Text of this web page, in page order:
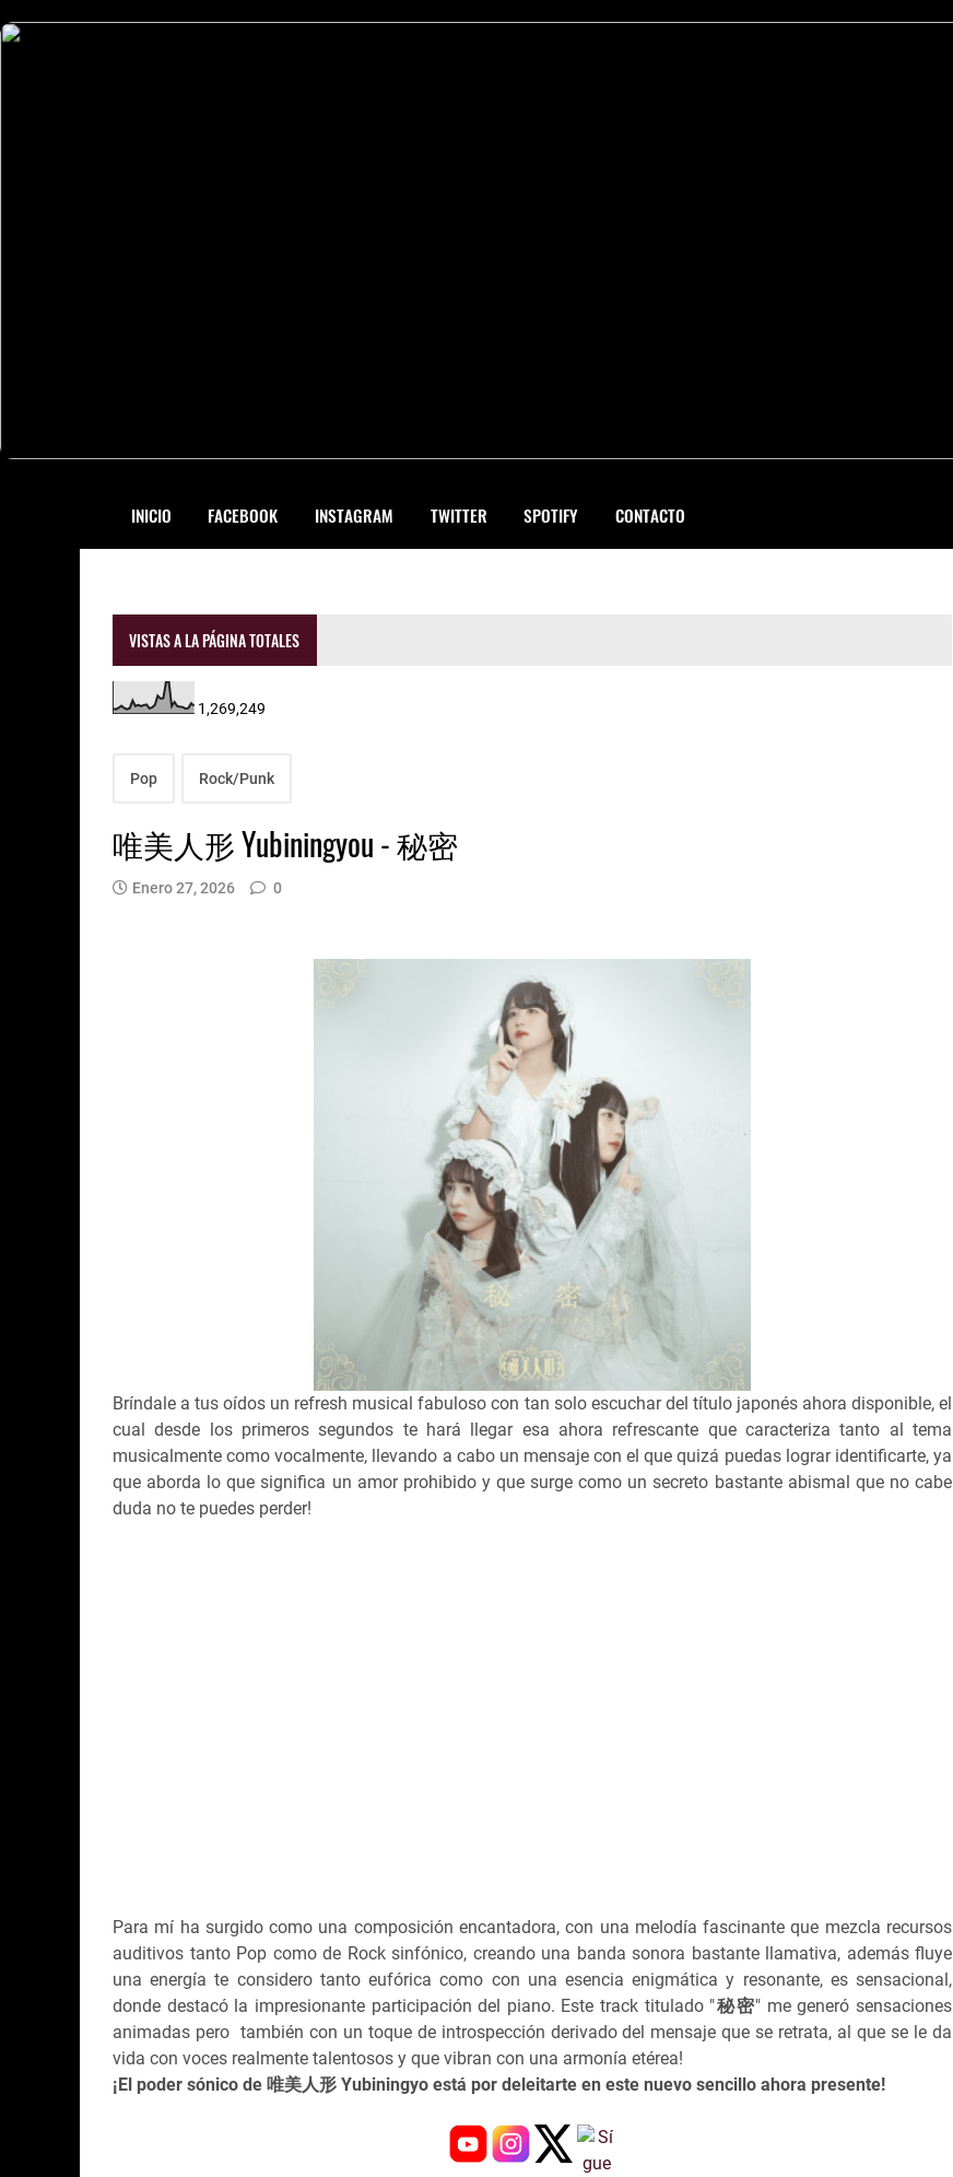
INICIO FACEBOOK INSTAGRAM TWITTER SPOTIFY CONTACTO
VISTAS A LA PÁGINA TOTALES
1,269,249
Pop Rock/Punk
唯美人形 Yubiningyou - 秘密
Enero 27, 2026 0
Bríndale a tus oídos un refresh musical fabuloso con tan solo escuchar del título japonés ahora disponible, el
cual desde los primeros segundos te hará llegar esa ahora refrescante que caracteriza tanto al tema
musicalmente como vocalmente, llevando a cabo un mensaje con el que quizá puedas lograr identificarte, ya
que aborda lo que significa un amor prohibido y que surge como un secreto bastante abismal que no cabe
duda no te puedes perder!
Para mí ha surgido como una composición encantadora, con una melodía fascinante que mezcla recursos
auditivos tanto Pop como de Rock sinfónico, creando una banda sonora bastante llamativa, además fluye
una energía te considero tanto eufórica como con una esencia enigmática y resonante, es sensacional,
donde destacó la impresionante participación del piano. Este track titulado "秘密" me generó sensaciones
animadas pero también con un toque de introspección derivado del mensaje que se retrata, al que se le da
vida con voces realmente talentosos y que vibran con una armonía etérea!
¡El poder sónico de 唯美人形 Yubiningyo está por deleitarte en este nuevo sencillo ahora presente!